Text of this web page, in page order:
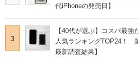
代iPhoneの発売日】
3
【40代が選ぶ】コスパ最強
人気ランキングTOP24！
最新調査結果】